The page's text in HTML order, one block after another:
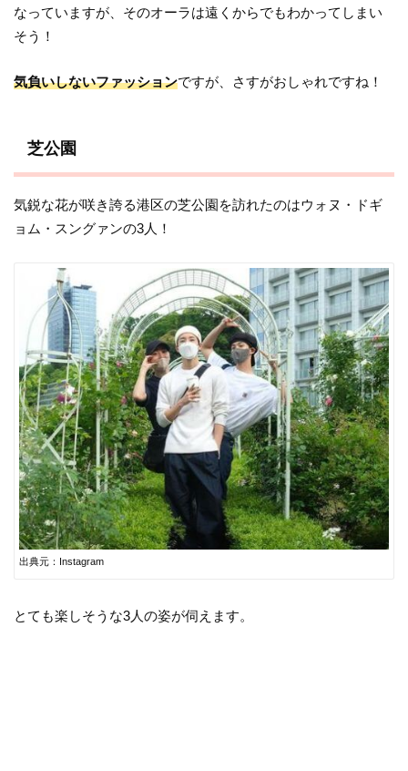
なっていますが、そのオーラは遠くからでもわかってしまい
そう！
気負いしないファッションですが、さすがおしゃれですね！
芝公園
気鋭な花が咲き誇る港区の芝公園を訪れたのはウォヌ・ドギ
ョム・スングァンの3人！
出典元：Instagram
とても楽しそうな3人の姿が伺えます。